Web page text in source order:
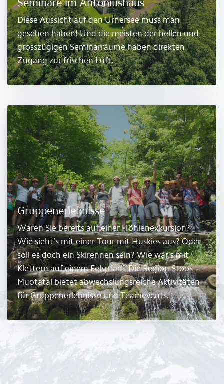
Diese Aussicht auf den Urnersee muss man
gesehen haben! Und die meisten der hellen und
grosszügigen Seminarräume haben direkten
Zugang zur frischen Luft.
Gruppenerlebnisse
Waren Sie bereits auf einer Höhlenexkursion?
Wie sieht’s mit einer Tour mit Huskies aus? Oder
soll es doch ein Skirennen sein? Wie wär’s mit
Klettern auf einem Felspfad? Die Region Stoos-
Muotatal bietet abwechslungsreiche Aktivitäten
für Gruppenerlebnisse und Teamevents.